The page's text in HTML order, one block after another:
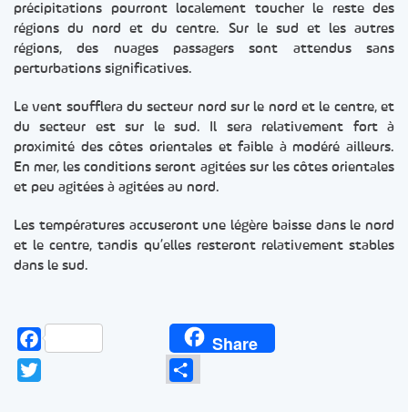
précipitations pourront localement toucher le reste des
régions du nord et du centre. Sur le sud et les autres
régions, des nuages passagers sont attendus sans
perturbations significatives.
Le vent soufflera du secteur nord sur le nord et le centre, et
du secteur est sur le sud. Il sera relativement fort à
proximité des côtes orientales et faible à modéré ailleurs.
En mer, les conditions seront agitées sur les côtes orientales
et peu agitées à agitées au nord.
Les températures accuseront une légère baisse dans le nord
et le centre, tandis qu’elles resteront relativement stables
dans le sud.
Facebook Share